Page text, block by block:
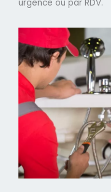
urgence ou par RDV.